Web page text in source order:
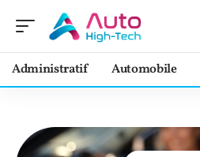
Administratif Automobile